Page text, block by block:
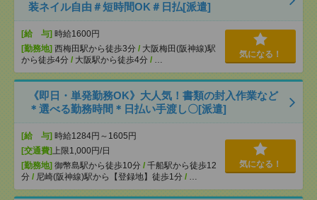
装ネイル自由＃短時間OK＃日払[派遣]
[給 与] 時給1600円
[勤務地] 西梅田駅から徒歩3分 / 大阪梅田(阪神線)駅
から徒歩4分 / 大阪駅から徒歩4分 / …
気になる！
《即日・単発勤務OK》大人気！書類の封入作業など
＊選べる勤務時間＊日払い手渡し〇[派遣]
[給 与] 時給1284円～1605円
[交通費] 上限1,000円/日
[勤務地] 御幣島駅から徒歩10分 / 千船駅から徒歩12
分 / 尼崎(阪神線)駅から【登録地】徒歩1分 / …
気になる！